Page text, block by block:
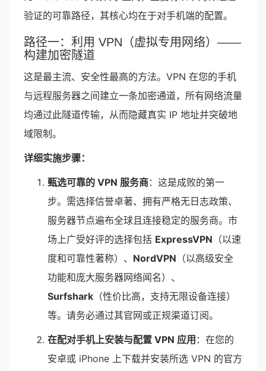
验证的可靠路径，其核心均在于对手机端的配置。
路径一：利用 VPN（虚拟专用网络）——
构建加密隧道
这是最主流、安全性最高的方法。VPN 在您的手机
与远程服务器之间建立一条加密通道，所有网络流量
均通过此隧道传输，从而隐藏真实 IP 地址并突破地
域限制。
详细实施步骤：
甄选可靠的 VPN 服务商：这是成败的第一
步。需选择信誉卓著、拥有严格无日志政策、
服务器节点遍布全球且连接稳定的服务商。市
场上广受好评的选择包括 ExpressVPN （以速
度和可靠性著称）、 NordVPN （以高级安全
功能和庞大服务器网络闻名）、
Surfshark （性价比高，支持无限设备连接）
等。请务必通过其官网或正规渠道订阅。
在配对手机上安装与配置 VPN 应用 ：在您的
安卓或 iPhone 上下载并安装所选 VPN 的官方